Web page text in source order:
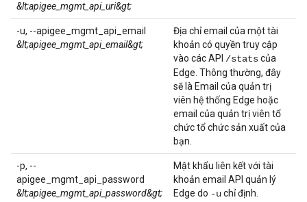
&lt;apigee_mgmt_api_uri&gt;
-u, --apigee_mgmt_api_email
&lt;apigee_mgmt_api_email&gt;
Địa chỉ email của một tài
khoản có quyền truy cập
vào các API /statscủa
Edge. Thông thường, đây
sẽ là Email của quản trị
viên hệ thống Edge hoặc
email của quản trị viên tổ
chức tổ chức sản xuất của
bạn.
-p, --
apigee_mgmt_api_password
&lt;apigee_mgmt_api_password&gt;
Mật khẩu liên kết với tài
khoản email API quản lý
Edge do -uchỉ định.